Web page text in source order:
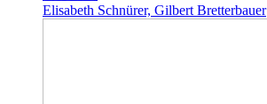
Elisabeth Schnürer, Gilbert Bretterbauer